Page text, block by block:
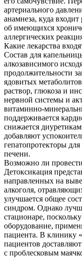
артериального
анамнеза, куда
об имеющихся
аллергических
Какие лекарства
Состав для
алкозависимого
продолжительности
ядовитых
раствор, глюкоза и
нервной системы и
витаминно-
поддерживается
снижается
добавляют
гепатопротекторы
печени.
Возможно ли
Детоксикация
направленных на
алкоголя,
улучшается общее
синдром. Однако
стационаре,
оборудование,
пациента. В клинику
пациентов
с проблесковым